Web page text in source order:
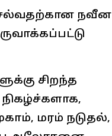
நவீன
சிறந்த
மரம் நடுதல்,